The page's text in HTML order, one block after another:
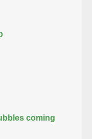
coming